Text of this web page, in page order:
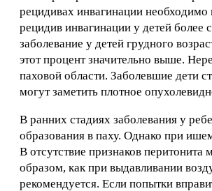
рецидивах инвагинации
рецидив инвагинации у детей
заболевание у детей грудного
этот процент значительно выше.
паховой области. Заболевшие дети
могут заметить плотное
В ранних стадиях заболевания у
образования в паху. Однако при
В отсутствие признаков
образом, как при выдавливании
рекомендуется. Если попытки